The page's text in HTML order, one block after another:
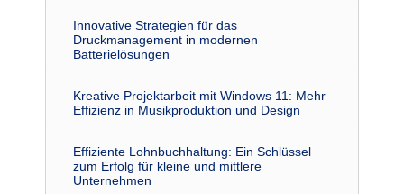
Innovative Strategien für das
Druckmanagement in modernen
Batterielösungen
Kreative Projektarbeit mit Windows 11: Mehr
Effizienz in Musikproduktion und Design
Effiziente Lohnbuchhaltung: Ein Schlüssel
zum Erfolg für kleine und mittlere
Unternehmen